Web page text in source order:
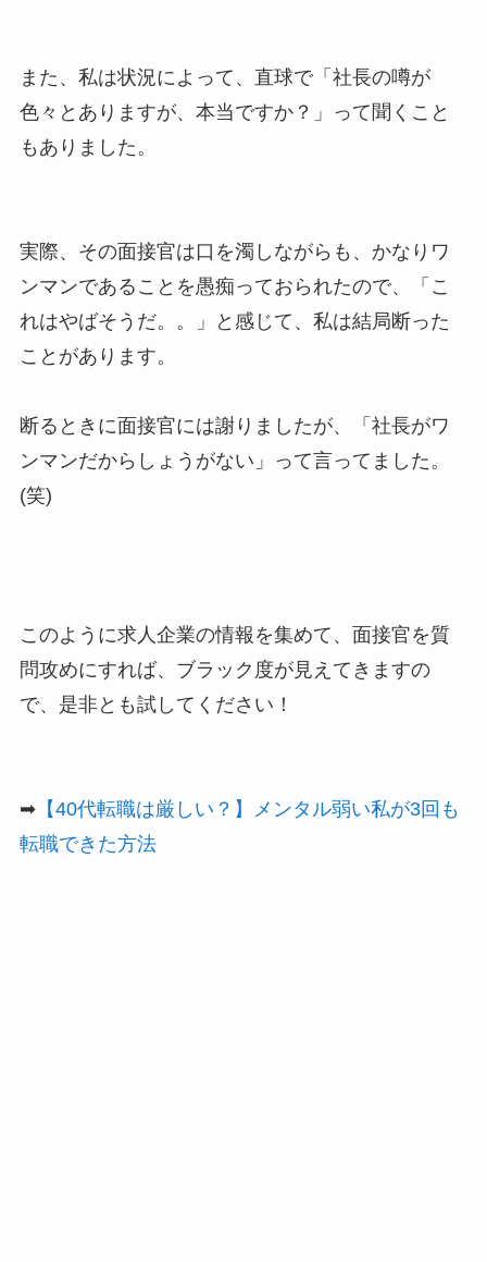
また、私は状況によって、直球で「社長の噂が
色々とありますが、本当ですか？」って聞くこと
もありました。
実際、その面接官は口を濁しながらも、かなりワ
ンマンであることを愚痴っておられたので、「こ
れはやばそうだ。。」と感じて、私は結局断った
ことがあります。
断るときに面接官には謝りましたが、「社長がワ
ンマンだからしょうがない」って言ってました。
(笑)
このように求人企業の情報を集めて、面接官を質
問攻めにすれば、ブラック度が見えてきますの
で、是非とも試してください！
➡【40代転職は厳しい？】メンタル弱い私が3回も
転職できた方法